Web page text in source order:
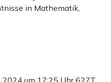
in Mathematik,